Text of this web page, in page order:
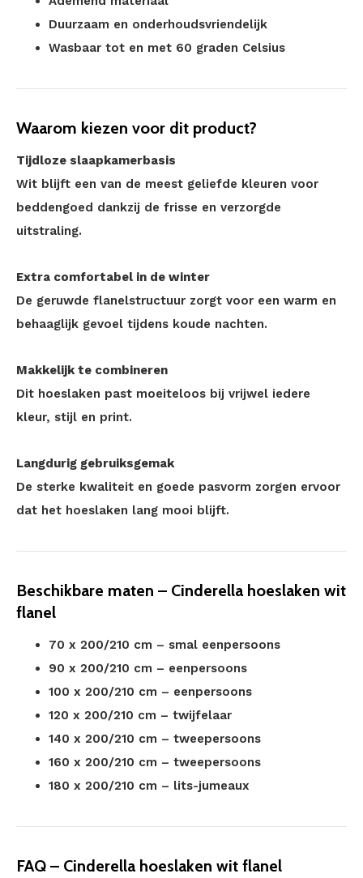
Duurzaam en onderhoudsvriendelijk
Wasbaar tot en met 60 graden Celsius
Waarom kiezen voor dit product?
Tijdloze slaapkamerbasis
Wit blijft een van de meest geliefde kleuren voor
beddengoed dankzij de frisse en verzorgde
uitstraling.
Extra comfortabel in de winter
De geruwde flanelstructuur zorgt voor een warm en
behaaglijk gevoel tijdens koude nachten.
Makkelijk te combineren
Dit hoeslaken past moeiteloos bij vrijwel iedere
kleur, stijl en print.
Langdurig gebruiksgemak
De sterke kwaliteit en goede pasvorm zorgen ervoor
dat het hoeslaken lang mooi blijft.
Beschikbare maten – Cinderella hoeslaken wit
flanel
70 x 200/210 cm – smal eenpersoons
90 x 200/210 cm – eenpersoons
100 x 200/210 cm – eenpersoons
120 x 200/210 cm – twijfelaar
140 x 200/210 cm – tweepersoons
160 x 200/210 cm – tweepersoons
180 x 200/210 cm – lits-jumeaux
FAQ – Cinderella hoeslaken wit flanel